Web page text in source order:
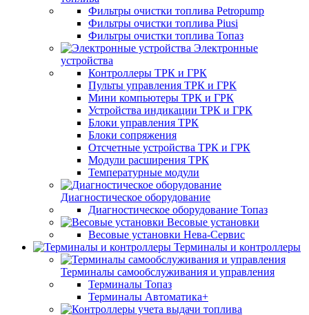
Фильтры очистки топлива Petropump
Фильтры очистки топлива Piusi
Фильтры очистки топлива Топаз
Электронные
устройства
Контроллеры ТРК и ГРК
Пульты управления ТРК и ГРК
Мини компьютеры ТРК и ГРК
Устройства индикации ТРК и ГРК
Блоки управления ТРК
Блоки сопряжения
Отсчетные устройства ТРК и ГРК
Модули расширения ТРК
Температурные модули
Диагностическое оборудование
Диагностическое оборудование Топаз
Весовые установки
Весовые установки Нева-Сервис
Терминалы и контроллеры
Терминалы самообслуживания и управления
Терминалы Топаз
Терминалы Автоматика+